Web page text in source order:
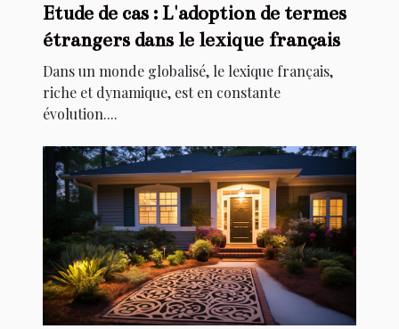
Etude de cas : L'adoption de termes
étrangers dans le lexique français
Dans un monde globalisé, le lexique français,
riche et dynamique, est en constante
évolution....